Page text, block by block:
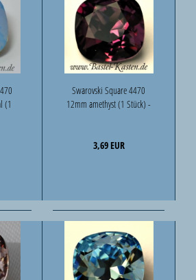
(1
Swarovski Square 4470
12mm amethyst (1 Stück) -
3,69 EUR